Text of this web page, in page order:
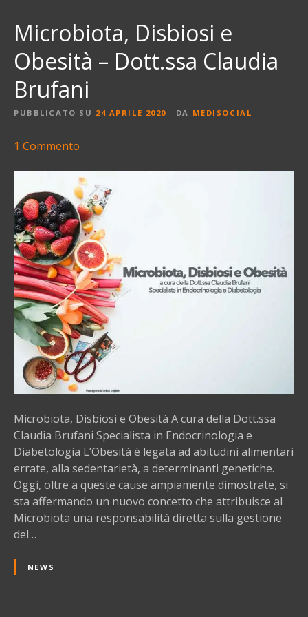
Microbiota, Disbiosi e
Obesità – Dott.ssa Claudia
Brufani
PUBBLICATO SU 24 APRILE 2020 DA MEDISOCIAL
1 Commento
M
i
c
r
o
b
i
o
t
a
,
D
i
s
i
o
s
i
e
O
b
Microbiota, Disbiosi e Obesità A cura della Dott.ssa
Claudia Brufani Specialista in Endocrinologia e
Diabetologia L’Obesità è legata ad abitudini alimentari
errate, alla sedentarietà, a determinanti genetiche.
Oggi, oltre a queste cause ampiamente dimostrate, si
sta affermando un nuovo concetto che attribuisce al
Microbiota una responsabilità diretta sulla gestione
del…
NEWS